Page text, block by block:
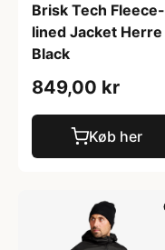
Brisk Tech Fleece-
lined Jacket Herre
Black
849,00 kr
Køb her